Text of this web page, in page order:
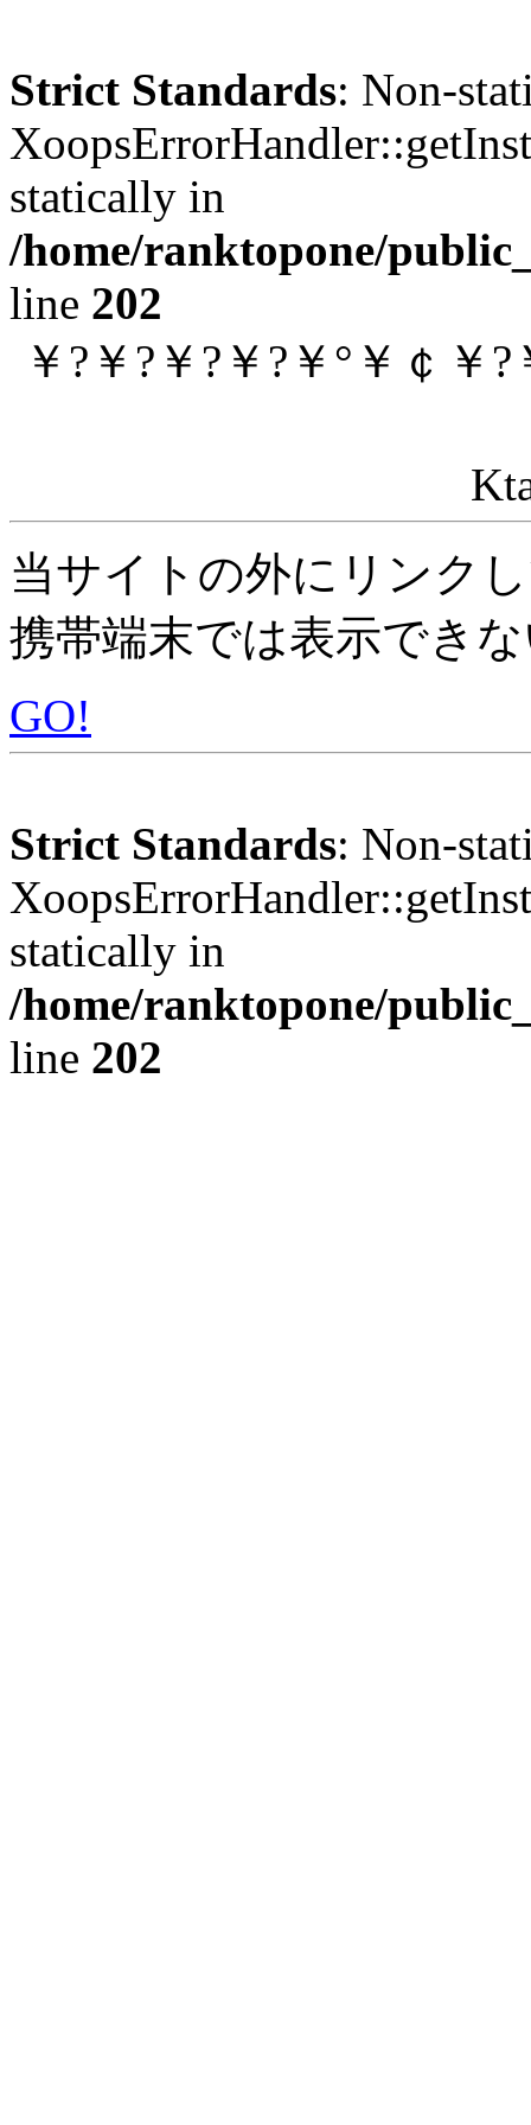
Strict Standards: Non-
statically in
/home/ranktopone/
line 202
￥?￥?￥?￥?￥°￥￠￥?
当サイトの外にリンク
携帯端末では表示でき
GO!
Strict Standards: Non-
statically in
/home/ranktopone/
line 202